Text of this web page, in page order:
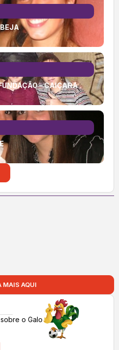
– CAIÇARA
MAIS AQUI
o Galo